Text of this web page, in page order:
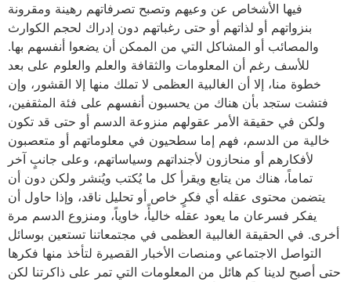
فيها الأشخاص عن وعيهم وتصبح تصرفاتهم رهينة ومقرونة
بنزواتهم أو لذاتهم أو حتى رغباتهم دون إدراك لحجم الكوارث
والمصائب أو المشاكل التي من الممكن أن يضعوا أنفسهم بها.
للأسف رغم أن المعلومات والثقافة والعلم والعلوم على بعد
خطوة منا، إلا أن الغالبية العظمى لا تملك منها إلا القشور، وإن
فتشت ستجد بأن هناك من يحسبون أنفسهم على فئة المثقفين،
ولكن في حقيقة الأمر عقولهم منزوعة الدسم أو حتى قد تكون
خالية من الدسم، فهم إما سطحيون في معلوماتهم أو متعصبون
لأفكارهم أو منحازون لأجنداتهم وسياساتهم، وعلى جانبٍ آخر
تماماً، هناك من يتابع ويقرأ كل ما يُكتب ويُنشر ولكن دون أن
يتضمن محتوى عقله أي فكرٍ خاص أو تحليل ناقد، وإذا حاول أن
يفكر فسرعان ما يعود عقله خاليأً، خاوياً، ومنزوع الدسم مرة
أخرى. في الحقيقة الغالبية العظمى في مجتمعاتنا تستعين بوسائل
التواصل الاجتماعي ومنصات الأخبار القصيرة لتأخذ منها فكرها
حتى أصبح لدينا كم هائل من المعلومات التي تمر على ذاكرتنا لكن